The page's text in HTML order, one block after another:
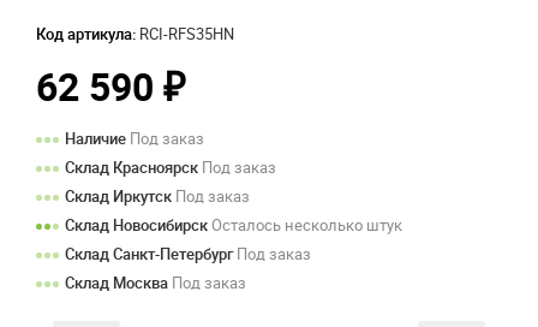
Код артикула: RCI-RFS35HN
62 590 ₽
Наличие Под заказ
Склад Красноярск Под заказ
Склад Иркутск Под заказ
Склад НовосибирскОсталось несколько штук
Склад Санкт-ПетербургПод заказ
Склад Москва Под заказ